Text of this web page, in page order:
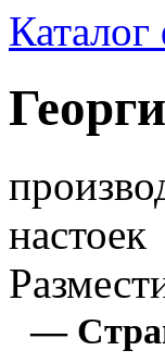
настоек
—